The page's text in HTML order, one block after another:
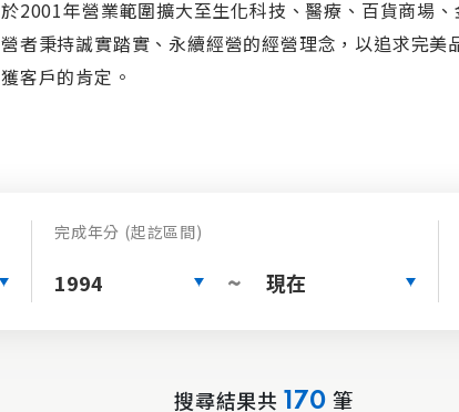
於2001年營業範圍擴大至生化科技、醫療、百貨商場
營者秉持誠實踏實、永續經營的經營理念，以追求完美
獲客戶的肯定。
完成年分 (起訖區間)
1994 ~ 現在
搜尋結果共 170 筆